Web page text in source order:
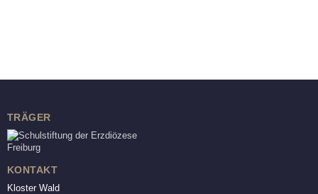
TRÄGER
KONTAKT
Kloster Wald